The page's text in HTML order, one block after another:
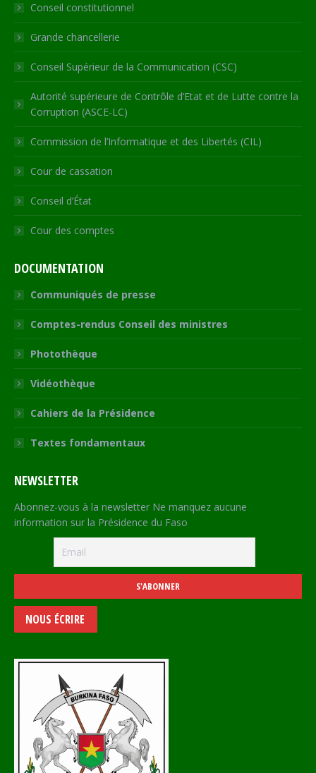
windowwindowwindowwindow
new
Conseil constitutionnel
Grande chancellerie
Conseil Supérieur de la Communication (CSC)
Autorité supérieure de Contrôle d’Etat et de Lutte contre la
Corruption (ASCE-LC)
Commission de l’Informatique et des Libertés (CIL)
Cour de cassation
Conseil d’État
Cour des comptes
DOCUMENTATION
Communiqués de presse
Comptes-rendus Conseil des ministres
Photothèque
Vidéothèque
Cahiers de la Présidence
Textes fondamentaux
NEWSLETTER
Abonnez-vous à la newsletter Ne manquez aucune
information sur la Présidence du Faso
NOUS ÉCRIRE